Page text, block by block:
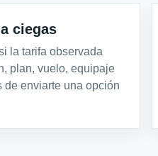
ciegas
la tarifa observada
plan, vuelo, equipaje
de enviarte una opción